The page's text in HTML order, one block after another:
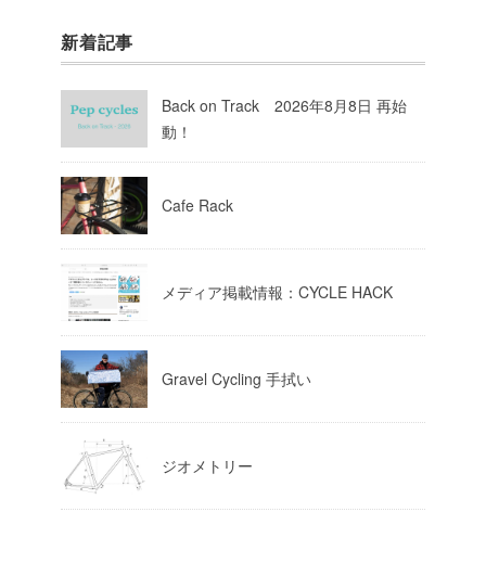
Pep cycles@大阪
今週はお知らせがいっぱいあるのでチ
ェックしてて下さいね！
新着記事
Back on Track 2026年8月8日 再始
動！
Cafe Rack
メディア掲載情報：CYCLE HACK
Gravel Cycling 手拭い
ジオメトリー